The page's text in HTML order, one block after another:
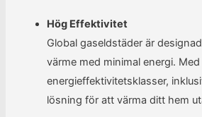
Hög Effektivitet
Global gaseldstäder är
värme med minimal energi.
energieffektivitetsklasser,
lösning för att värma ditt hem